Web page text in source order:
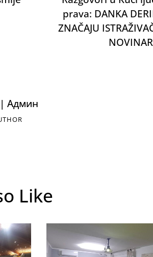
prava: DANKA
ZNAČAJU
Админ
Like